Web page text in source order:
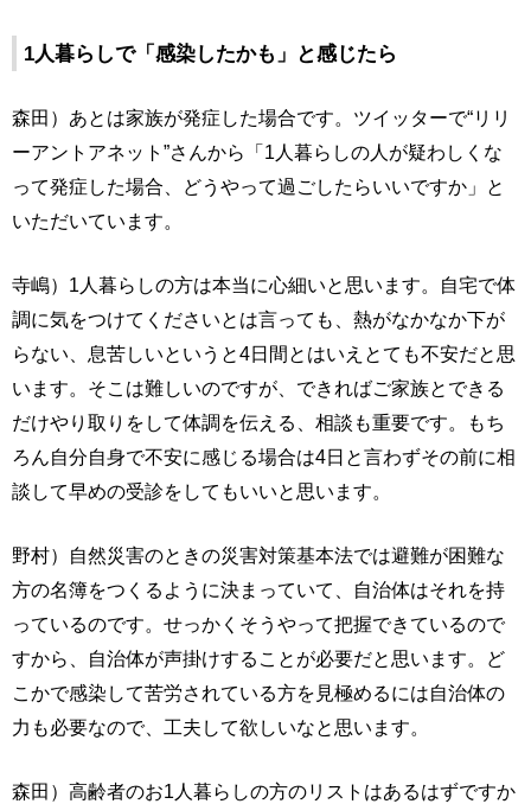
1人暮らしで「感染したかも」と感じたら
森田）あとは家族が発症した場合です。ツイッターで“リリ
ーアントアネット”さんから「1人暮らしの人が疑わしくな
って発症した場合、どうやって過ごしたらいいですか」と
いただいています。
寺嶋）1人暮らしの方は本当に心細いと思います。自宅で体
調に気をつけてくださいとは言っても、熱がなかなか下が
らない、息苦しいというと4日間とはいえとても不安だと思
います。そこは難しいのですが、できればご家族とできる
だけやり取りをして体調を伝える、相談も重要です。もち
ろん自分自身で不安に感じる場合は4日と言わずその前に相
談して早めの受診をしてもいいと思います。
野村）自然災害のときの災害対策基本法では避難が困難な
方の名簿をつくるように決まっていて、自治体はそれを持
っているのです。せっかくそうやって把握できているので
すから、自治体が声掛けすることが必要だと思います。ど
こかで感染して苦労されている方を見極めるには自治体の
力も必要なので、工夫して欲しいなと思います。
森田）高齢者のお1人暮らしの方のリストはあるはずですか